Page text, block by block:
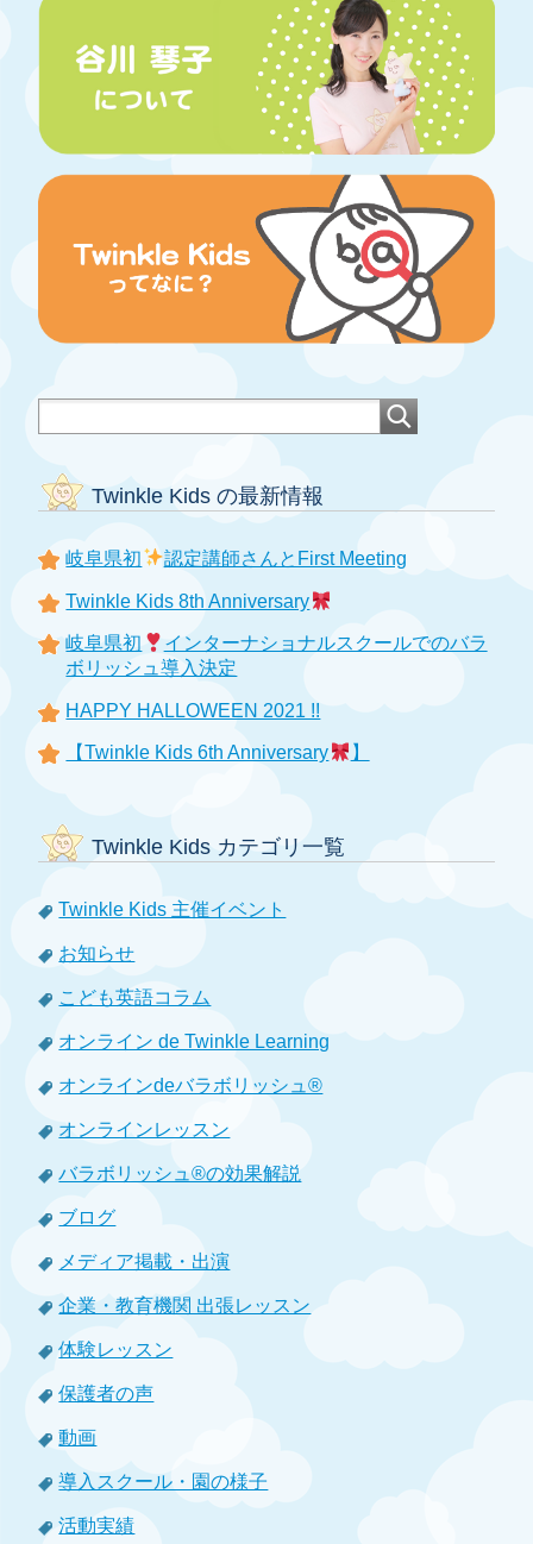
Twinkle Kids の最新情報
岐阜県初 認定講師さんとFirst Meeting
Twinkle Kids 8th Anniversary
岐阜県初
インターナショナルスクールでのバラ
ボリッシュ導入決定
HAPPY HALLOWEEN 2021 !!
【Twinkle Kids 6th Anniversary 】
Twinkle Kids カテゴリ一覧
Twinkle Kids 主催イベント
お知らせ
こども英語コラム
オンライン de Twinkle Learning
オンラインdeバラボリッシュ®
オンラインレッスン
バラボリッシュ®の効果解説
ブログ
メディア掲載・出演
企業・教育機関 出張レッスン
体験レッスン
保護者の声
動画
導入スクール・園の様子
活動実績